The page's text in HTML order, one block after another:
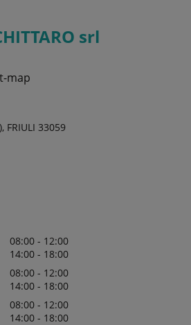
srl
FRIULI 33059
08:00 - 12:00
14:00 - 18:00
08:00 - 12:00
14:00 - 18:00
08:00 - 12:00
14:00 - 18:00